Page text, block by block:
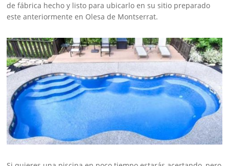
de fábrica hecho y listo para ubicarlo en su sitio preparado
este anteriormente en Olesa de Montserrat.